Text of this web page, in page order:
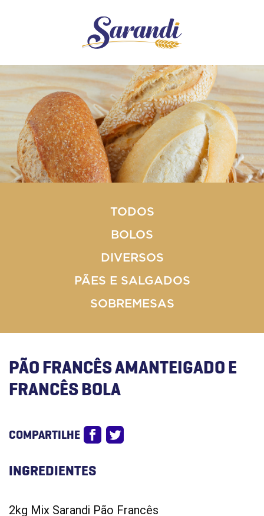
TODOS
BOLOS
DIVERSOS
PÃES E SALGADOS
SOBREMESAS
PÃO FRANCÊS AMANTEIGADO E
FRANCÊS BOLA
COMPARTILHE
INGREDIENTES
2kg Mix Sarandi Pão Francês